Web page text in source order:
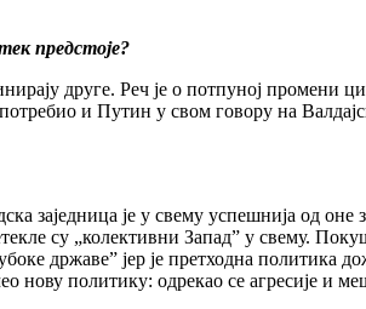
предстоје?
друге. Реч је о потпуној промени
и Путин у свом говору на
заједница је у свему успешнија од оне
су „колективни Запад” у свему.
државе” јер је претходна политика
нову политику: одрекао се агресије и